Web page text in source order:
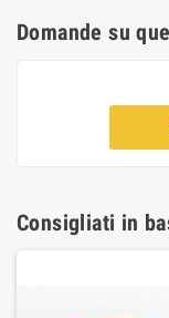
Domande su
Consigliati in